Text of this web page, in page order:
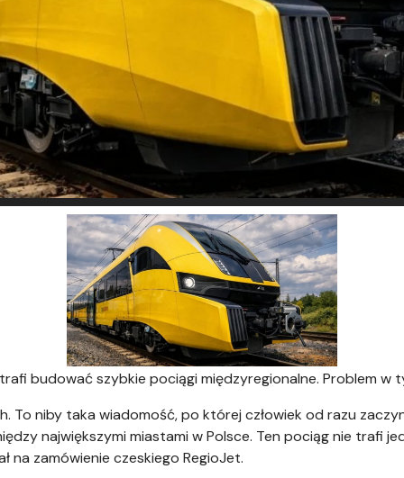
budować szybkie pociągi międzyregionalne. Problem w
To niby taka wiadomość, po której człowiek od razu
największymi miastami w Polsce. Ten pociąg nie trafi
na zamówienie czeskiego RegioJet.